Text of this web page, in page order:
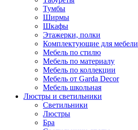
Тумбы
Ширмы
Шкафы
Этажерки, полки
Комплектующие для мебели
Мебель по стилю
Мебель по материалу
Мебель по коллекции
Мебель от Garda Decor
Мебель школьная
Люстры и светильники
Светильники
Люстры
Бра